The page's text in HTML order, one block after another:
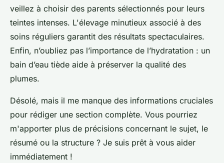
veillez à choisir des parents sélectionnés pour leurs
teintes intenses. L'élevage minutieux associé à des
soins réguliers garantit des résultats spectaculaires.
Enfin, n’oubliez pas l’importance de l’hydratation : un
bain d’eau tiède aide à préserver la qualité des
plumes.
Désolé, mais il me manque des informations cruciales
pour rédiger une section complète. Vous pourriez
m'apporter plus de précisions concernant le sujet, le
résumé ou la structure ? Je suis prêt à vous aider
immédiatement !